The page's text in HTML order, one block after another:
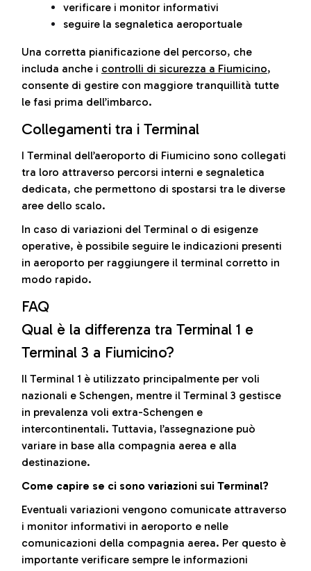
verificare i monitor informativi
seguire la segnaletica aeroportuale
Una corretta pianificazione del percorso, che
includa anche i controlli di sicurezza a Fiumicino,
consente di gestire con maggiore tranquillità tutte
le fasi prima dell’imbarco.
Collegamenti tra i Terminal
I Terminal dell’aeroporto di Fiumicino sono collegati
tra loro attraverso percorsi interni e segnaletica
dedicata, che permettono di spostarsi tra le diverse
aree dello scalo.
In caso di variazioni del Terminal o di esigenze
operative, è possibile seguire le indicazioni presenti
in aeroporto per raggiungere il terminal corretto in
modo rapido.
FAQ
Qual è la differenza tra Terminal 1 e
Terminal 3 a Fiumicino?
Il Terminal 1 è utilizzato principalmente per voli
nazionali e Schengen, mentre il Terminal 3 gestisce
in prevalenza voli extra-Schengen e
intercontinentali. Tuttavia, l’assegnazione può
variare in base alla compagnia aerea e alla
destinazione.
Come capire se ci sono variazioni sui Terminal?
Eventuali variazioni vengono comunicate attraverso
i monitor informativi in aeroporto e nelle
comunicazioni della compagnia aerea. Per questo è
importante verificare sempre le informazioni